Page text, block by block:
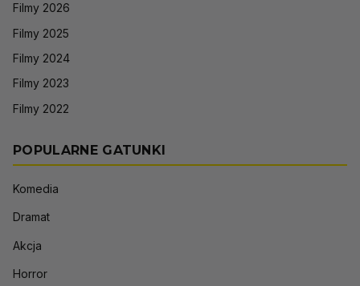
Filmy 2026
Filmy 2025
Filmy 2024
Filmy 2023
Filmy 2022
POPULARNE GATUNKI
Komedia
Dramat
Akcja
Horror